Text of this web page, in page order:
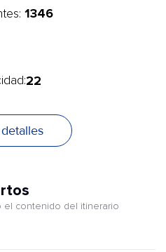
1346
22
el contenido del itinerario